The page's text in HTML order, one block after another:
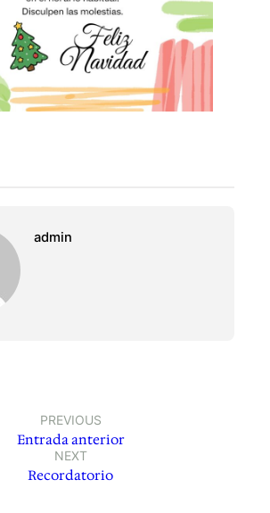
admin
PREVIOUS
Entrada anterior
NEXT
Recordatorio